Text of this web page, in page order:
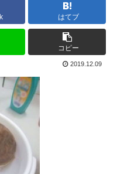
はてブ
コピー
2019.12.09